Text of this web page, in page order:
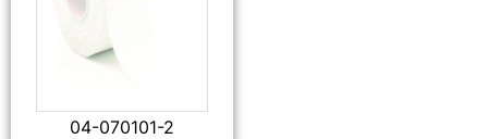
04-070101-2